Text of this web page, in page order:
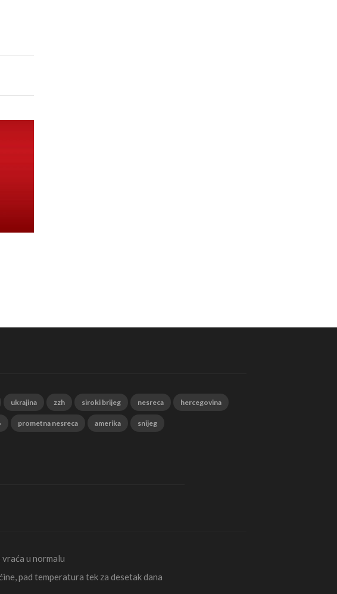
ukrajina zzh siroki brijeg nesreca hercegovina
prometna nesreca amerika snijeg
u normalu
pad temperatura tek za desetak dana